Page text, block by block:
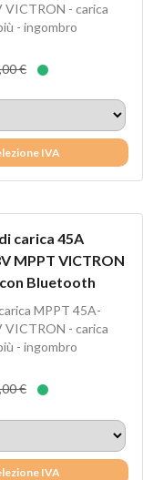
- carica
- ingombro
€
IVA
carica 45A
MPPT VICTRON
Bluetooth
MPPT 45A-
- carica
- ingombro
€
IVA